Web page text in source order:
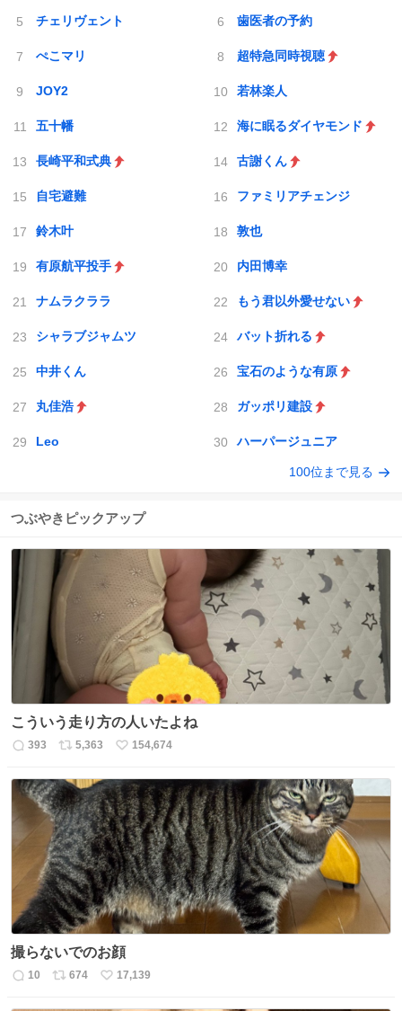
チェリヴェント 歯医者の予約
ぺこマリ 超特急同時視聴
JOY2 若林楽人
五十幡 海に眠るダイヤモンド
長崎平和式典 古謝くん
自宅避難 ファミリアチェンジ
鈴木叶 敦也
有原航平投手 内田博幸
ナムラクララ もう君以外愛せない
シャラブジャムツ バット折れる
中井くん 宝石のような有原
丸佳浩 ガッポリ建設
Leo ハーパージュニア
100位まで見る
つぶやきピックアップ
こういう走り方の人いたよね
返
数
393
リ
ス
ト
数
5,363
い
ね
数
154,674
撮らないでのお顔
返
10
リ
674
い
17,139